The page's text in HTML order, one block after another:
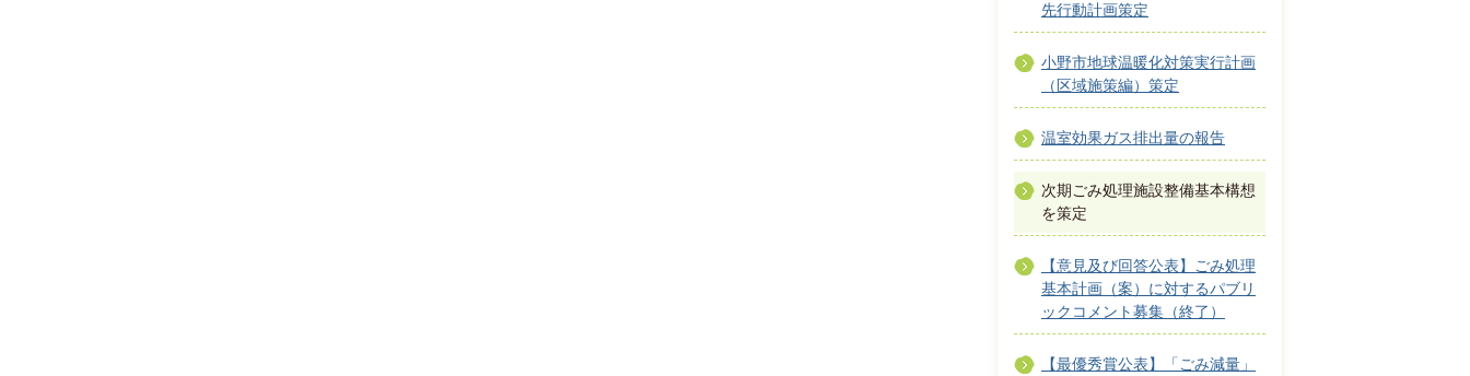
先行動計画策定
小野市地球温暖化対策実行計画
（区域施策編）策定
温室効果ガス排出量の報告
次期ごみ処理施設整備基本構想
を策定
【意見及び回答公表】ごみ処理
基本計画（案）に対するパブリ
ックコメント募集（終了）
【最優秀賞公表】「ごみ減量」